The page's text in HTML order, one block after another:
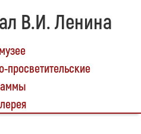
В.И. Ленина
просветительские